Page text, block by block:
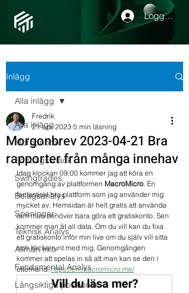
Logga in
Inlägg
Alla inlägg
Morgonbrev
Söndagssnack
Swingtrades
Bolagsanalys
Spaningar
Teknisk Analys
Allmän info
Fundamental Analys
Långsiktiga positioner
Alla inlägg
Morgonbrev 2023-04-21 Bra
rapporter från många innehav
Fredrik
21 apr. 2023 5 min läsning
Idag klockan 09:00 kommer jag att köra en
genomgång av plattformen MacroMicro. En
fantastiskt bra plattform som jag använder mig
mycket av. Hemsidan är helt gratis att använda
och man behöver bara göra ett gratiskonto. Sen
kommer man åt all data. Om du vill kan du fixa
ett gratiskonto inför min live om du själv vill sitta
och klicka runt med mig. Genomgången
kommer att spelas in så att man kan se den i
efterhand. https://en.macromicro.me/
Vill du läsa mer?